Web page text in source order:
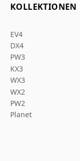
KOLLEKTIONEN
EV4
DX4
PW3
KX3
WX3
WX2
PW2
Planet